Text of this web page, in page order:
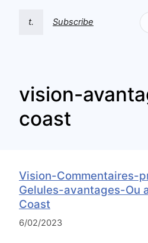
t. Subscribe
vision-
coast
Vision-Commentaires-
Gelules-avantages-Ou
Coast
6/02/2023